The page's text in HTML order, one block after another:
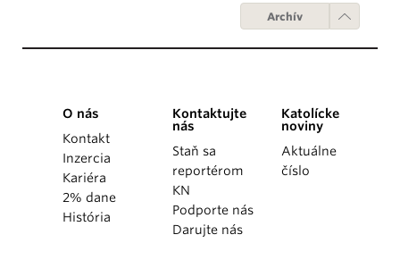
Archív
O nás
Kontakt
Inzercia
Kariéra
2% dane
História
Kontaktujte
nás
Staň sa
reportérom
KN
Podporte nás
Darujte nás
Katolícke
noviny
Aktuálne
číslo